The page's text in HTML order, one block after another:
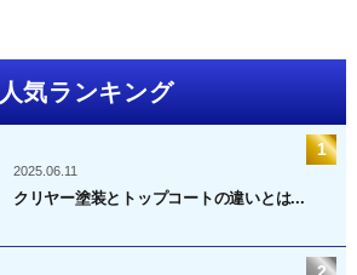
人気ランキング
2025.06.11
クリヤー塗装とトップコートの違いとは...